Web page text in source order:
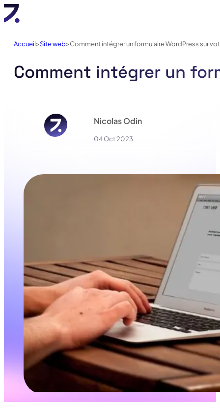
Comment intégrer un
Accueil Site web Comment intégrer un formulaire WordPress sur
Nicolas Odin
04 Oct 2023